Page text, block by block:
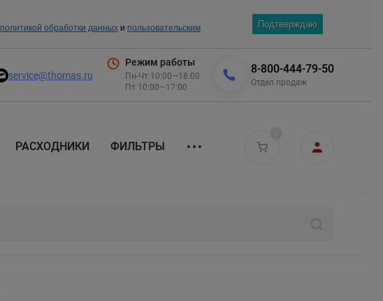
политикой обработки данныхи пользовательским
Подтверждаю
service@thomas.ru
Режим работы
Пн-Чт 10:00—18:00
Пт 10:00—17:00
8-800-444-79-50
Отдел продаж
РАСХОДНИКИ ФИЛЬТРЫ